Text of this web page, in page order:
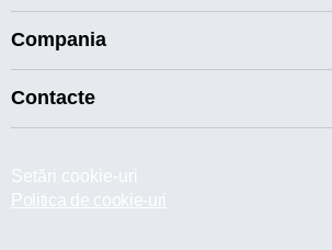
Compania
Contacte
Setări cookie-uri
Politica de cookie-uri